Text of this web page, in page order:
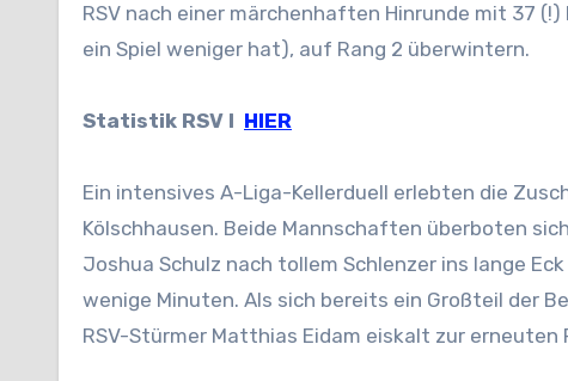
RSV nach einer märchenhaften Hinrunde mit 37
ein Spiel weniger hat), auf Rang 2 überwintern.
Statistik RSV I HIER
Ein intensives A-Liga-Kellerduell erlebten die
Kölschhausen. Beide Mannschaften überboten
Joshua Schulz nach tollem Schlenzer ins lange
wenige Minuten. Als sich bereits ein Großteil der
RSV-Stürmer Matthias Eidam eiskalt zur erneuten